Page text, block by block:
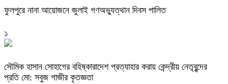
ফুলপুরে নানা আয়োজনে জুলাই গণঅভ্যুত্থান দিবস পালিত
১
সৌমিক হাসান সোহাগের বহিষ্কারাদেশ প্রত্যাহার করায় কেন্দ্রীয় নেতৃবৃন্দের
প্রতি মো: সবুজ গাজীর কৃতজ্ঞতা